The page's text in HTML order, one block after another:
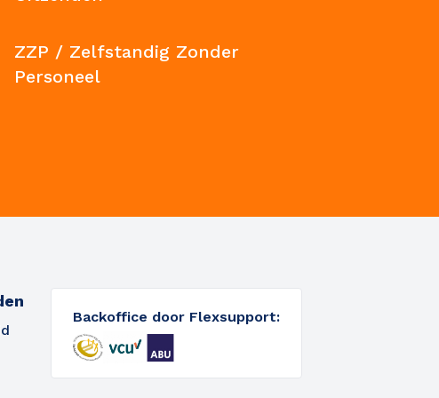
ZZP / Zelfstandig Zonder
Personeel
Backoffice door Flexsupport: